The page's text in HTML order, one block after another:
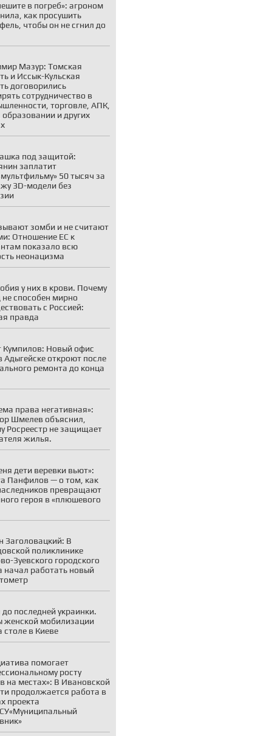
в погреб»: агроном
как просушить
чтобы он не сгнил до
Мазур: Томская
и Иссык-Кульская
договорились
сотрудничество в
торговле, АПК,
образовании и других
под защитой:
заплатит
50 тысяч за
3D-модели без
зомби и не считают
Отношение ЕС к
показало всю
неонацизма
у них в крови. Почему
не способен мирно
с Россией:
правда
Кумпилов: Новый офис
откроют после
ремонта до конца
права негативная»:
Шмелев объяснил,
Росреестр не защищает
жилья.
дети веревки вьют»:
Панфилов — о том, как
превращают
героя в «плюшевого
Заголовацкий: В
поликлинике
Зуевского городского
начал работать новый
до последней украинки.
женской мобилизации
столе в Киеве
помогает
росту
на местах»: В Ивановской
продолжается работа в
проекта